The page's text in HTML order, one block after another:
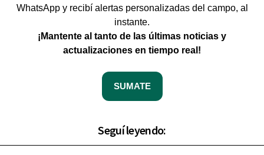
WhatsApp y recibí alertas personalizadas del campo, al
instante.
¡Mantente al tanto de las últimas noticias y
actualizaciones en tiempo real!
SUMATE
Seguí leyendo: